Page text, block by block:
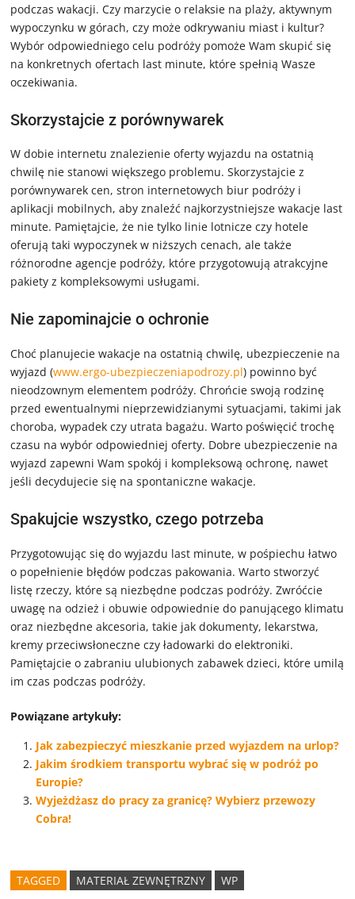
podczas wakacji. Czy marzycie o relaksie na plaży, aktywnym
wypoczynku w górach, czy może odkrywaniu miast i kultur?
Wybór odpowiedniego celu podróży pomoże Wam skupić się
na konkretnych ofertach last minute, które spełnią Wasze
oczekiwania.
Skorzystajcie z porównywarek
W dobie internetu znalezienie oferty wyjazdu na ostatnią
chwilę nie stanowi większego problemu. Skorzystajcie z
porównywarek cen, stron internetowych biur podróży i
aplikacji mobilnych, aby znaleźć najkorzystniejsze wakacje last
minute. Pamiętajcie, że nie tylko linie lotnicze czy hotele
oferują taki wypoczynek w niższych cenach, ale także
różnorodne agencje podróży, które przygotowują atrakcyjne
pakiety z kompleksowymi usługami.
Nie zapominajcie o ochronie
Choć planujecie wakacje na ostatnią chwilę, ubezpieczenie na
wyjazd (www.ergo-ubezpieczeniapodrozy.pl) powinno być
nieodzownym elementem podróży. Chrońcie swoją rodzinę
przed ewentualnymi nieprzewidzianymi sytuacjami, takimi jak
choroba, wypadek czy utrata bagażu. Warto poświęcić trochę
czasu na wybór odpowiedniej oferty. Dobre ubezpieczenie na
wyjazd zapewni Wam spokój i kompleksową ochronę, nawet
jeśli decydujecie się na spontaniczne wakacje.
Spakujcie wszystko, czego potrzeba
Przygotowując się do wyjazdu last minute, w pośpiechu łatwo
o popełnienie błędów podczas pakowania. Warto stworzyć
listę rzeczy, które są niezbędne podczas podróży. Zwróćcie
uwagę na odzież i obuwie odpowiednie do panującego klimatu
oraz niezbędne akcesoria, takie jak dokumenty, lekarstwa,
kremy przeciwsłoneczne czy ładowarki do elektroniki.
Pamiętajcie o zabraniu ulubionych zabawek dzieci, które umilą
im czas podczas podróży.
Powiązane artykuły:
Jak zabezpieczyć mieszkanie przed wyjazdem na urlop?
Jakim środkiem transportu wybrać się w podróż po
Europie?
Wyjeżdżasz do pracy za granicę? Wybierz przewozy
Cobra!
TAGGED MATERIAŁ ZEWNĘTRZNY WP